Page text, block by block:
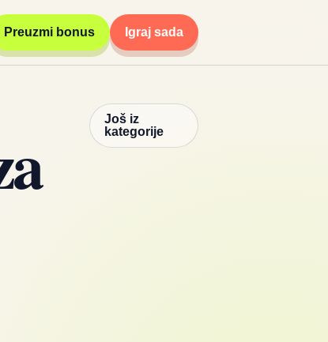
Preuzmi bonus Igraj sada
Još iz
kategorije